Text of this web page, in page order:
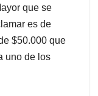
que se
es de
$50.000 que
uno de los